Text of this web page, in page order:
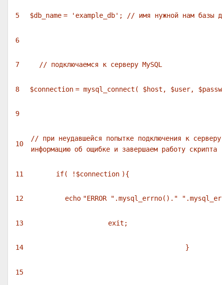
5 $db_name = 'example_db' ; // имя нужной нам базы
6
7 // подключаемся к серверу MySQL
8 $connection = mysql_connect( $host , $user,
9
10
// при неудавшейся попытке подключения к серверу
информацию об ощибке и завершаем работу скрипта
11 if( ! $connection ){
12 echo "ERROR " .mysql_errno(). " "
13 exit ;
14 }
15